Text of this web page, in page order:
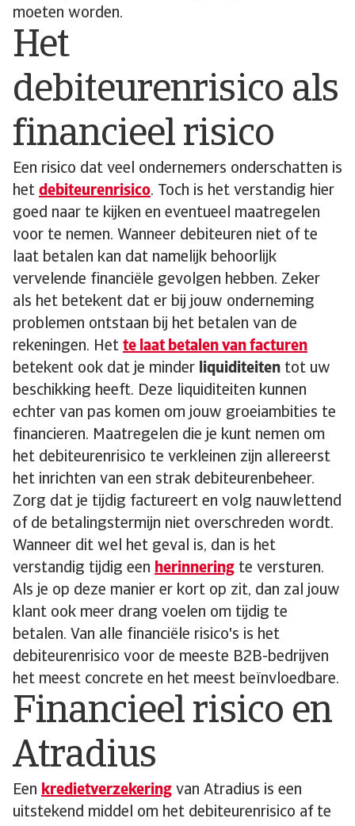
moeten worden.
Het
debiteurenrisico als
financieel risico
Een risico dat veel ondernemers onderschatten is
het debiteurenrisico. Toch is het verstandig hier
goed naar te kijken en eventueel maatregelen
voor te nemen. Wanneer debiteuren niet of te
laat betalen kan dat namelijk behoorlijk
vervelende financiële gevolgen hebben. Zeker
als het betekent dat er bij jouw onderneming
problemen ontstaan bij het betalen van de
rekeningen. Het te laat betalen van facturen
betekent ook dat je minder liquiditeiten tot uw
beschikking heeft. Deze liquiditeiten kunnen
echter van pas komen om jouw groeiambities te
financieren. Maatregelen die je kunt nemen om
het debiteurenrisico te verkleinen zijn allereerst
het inrichten van een strak debiteurenbeheer.
Zorg dat je tijdig factureert en volg nauwlettend
of de betalingstermijn niet overschreden wordt.
Wanneer dit wel het geval is, dan is het
verstandig tijdig een herinnering te versturen.
Als je op deze manier er kort op zit, dan zal jouw
klant ook meer drang voelen om tijdig te
betalen. Van alle financiële risico's is het
debiteurenrisico voor de meeste B2B-bedrijven
het meest concrete en het meest beïnvloedbare.
Financieel risico en
Atradius
Een kredietverzekering van Atradius is een
uitstekend middel om het debiteurenrisico af te